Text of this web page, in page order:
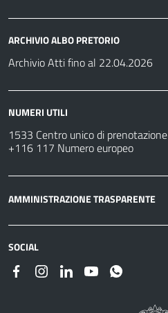
ARCHIVIO ALBO PRETORIO
Archivio Atti fino al 22.04.2026
NUMERI UTILI
1533 Centro unico di prenotazione
+116 117 Numero europeo
AMMINISTRAZIONE TRASPARENTE
SOCIAL